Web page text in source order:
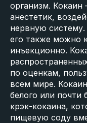
организм. Кокаин
анестетик,
нервную
его также можно
инъекционно.
по оценкам,
всем мире.
белого или почти
крэк-кокаина,
пищевую соду